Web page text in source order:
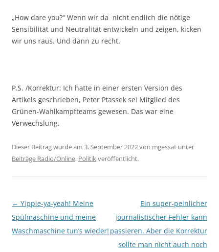
„How dare you?“ Wenn wir da nicht endlich die nötige
Sensibilität und Neutralität entwickeln und zeigen, kicken
wir uns raus. Und dann zu recht.
P.S. /Korrektur: Ich hatte in einer ersten Version des
Artikels geschrieben, Peter Ptassek sei Mitglied des
Grünen-Wahlkampfteams gewesen. Das war eine
Verwechslung.
Dieser Beitrag wurde am 3. September 2022von mgessat unter
Beiträge Radio/Online, Politikveröffentlicht.
Beitragsnavigation
← Yippie-ya-yeah! Meine
Spülmaschine und meine
Waschmaschine tun’s wieder!
Ein super-peinlicher
journalistischer Fehler kann
passieren. Aber die Korrektur
sollte man nicht auch noch